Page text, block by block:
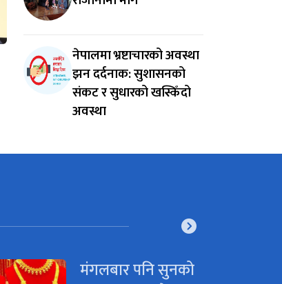
नेपालमा भ्रष्टाचारको अवस्था
झन दर्दनाक: सुशासनको
संकट र सुधारको खस्किँदो
अवस्था
मंगलबार पनि सुनको